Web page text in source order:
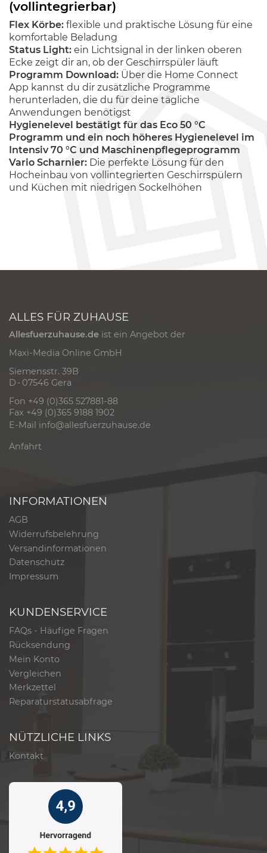
(vollintegrierbar)
Flex Körbe: flexible und praktische Lösung für eine
komfortable Beladung
Status Light: ein Lichtsignal in der linken oberen
Ecke zeigt dir an, ob der Geschirrspüler läuft
Programm Download: Über die Home Connect
App kannst du dir zusätzliche Programme
herunterladen, die du für deine tägliche
Anwendungen benötigst
Hygienelevel bestätigt für das Eco 50 °C
Programm und ein noch höheres Hygienelevel im
Intensiv 70 °C und Maschinenpflegeprogramm
Vario Scharnier: Die perfekte Lösung für den
Hocheinbau von vollintegrierten Geschirrspülern
und Küchen mit niedrigen Sockelhöhen
ALLES FÜR ZUHAUSE
Allesfuerzuhause.de ist ein Angebot der
Maxi-Media Online GmbH
Siemensstr. 39B
D - 07546 Gera
Fon +49 (0)365 527881-88
Fax +49 (0)365 9188 1902
E-Mail info@allesfuerzuhause.de
Anfahrt
INFORMATIONEN
AGB
Widerrufsbelehrung
Versandinformationen
Datenschutz
Impressum
KUNDENSERVICE
FAQs - Häufige Fragen
Rücksendung
Mein Konto
Vergleichen
Merkzettel
Reparaturstatusabfrage
NÜTZLICHE LINKS
Kontakt